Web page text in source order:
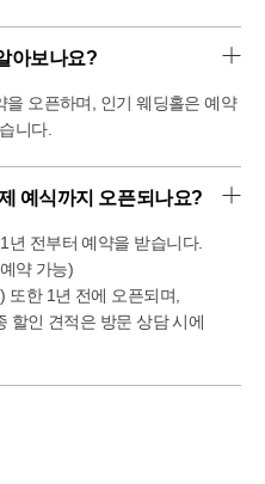
아보나요?
오픈하며, 인기 웨딩홀은 예약
니다.
예식까지 오픈되나요?
년 전부터 예약을 받습니다.
약 가능)
한 1년 전에 오픈되며,
할인 견적은 방문 상담 시에